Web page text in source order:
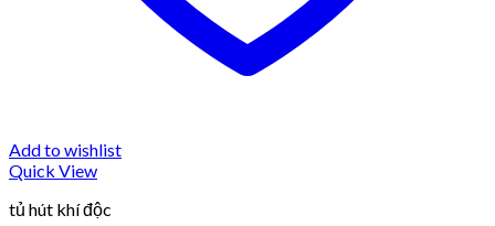
Add to wishlist
Quick View
tủ hút khí độc